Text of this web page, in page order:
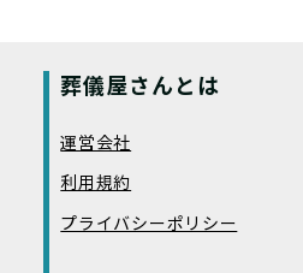
葬儀屋さんとは
運営会社
利用規約
プライバシーポリシー